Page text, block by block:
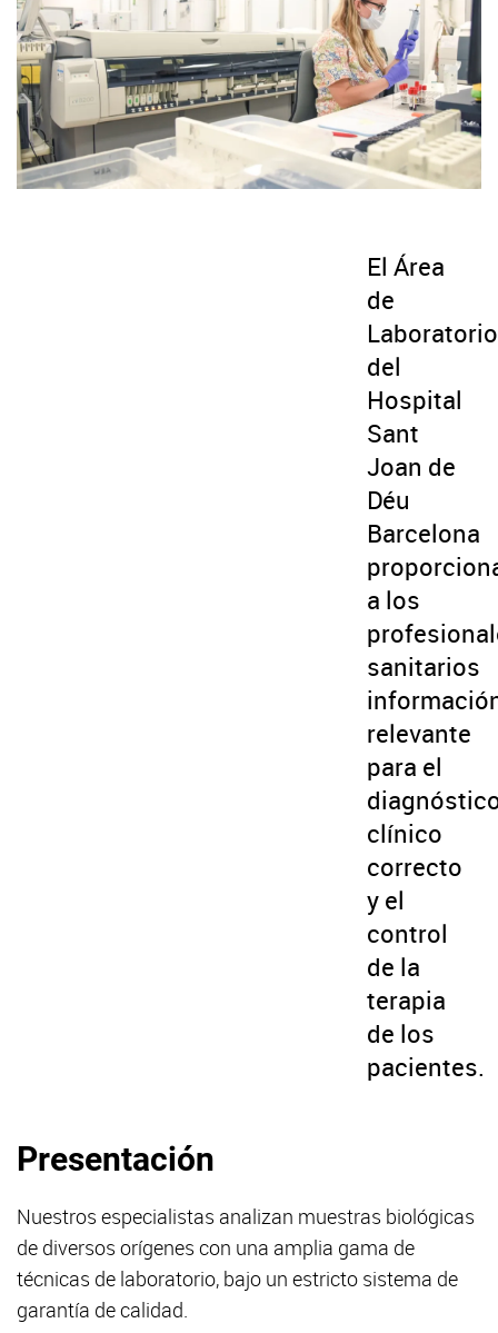
El Área
de
Laboratorio
del
Hospital
Sant
Joan de
Déu
Barcelona
a los
sanitarios
relevante
para el
clínico
correcto
y el
control
de la
terapia
de los
pacientes.
Presentación
Nuestros especialistas analizan muestras biológicas
de diversos orígenes con una amplia gama de
técnicas de laboratorio, bajo un estricto sistema de
garantía de calidad.